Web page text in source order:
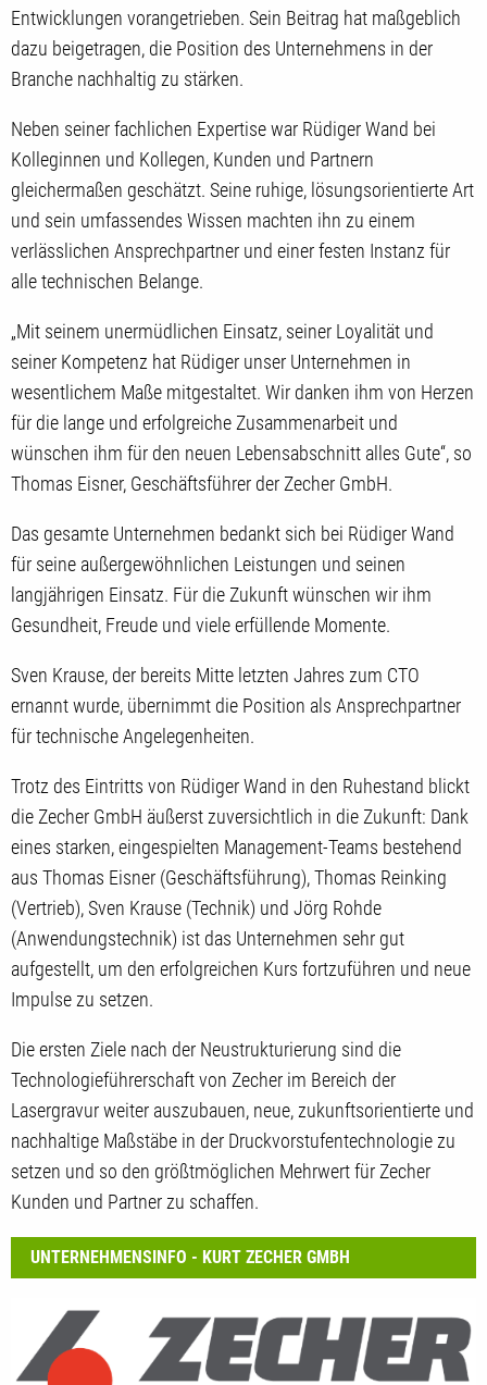
Entwicklungen vorangetrieben. Sein Beitrag hat maßgeblich
dazu beigetragen, die Position des Unternehmens in der
Branche nachhaltig zu stärken.
Neben seiner fachlichen Expertise war Rüdiger Wand bei
Kolleginnen und Kollegen, Kunden und Partnern
gleichermaßen geschätzt. Seine ruhige, lösungsorientierte Art
und sein umfassendes Wissen machten ihn zu einem
verlässlichen Ansprechpartner und einer festen Instanz für
alle technischen Belange.
„Mit seinem unermüdlichen Einsatz, seiner Loyalität und
seiner Kompetenz hat Rüdiger unser Unternehmen in
wesentlichem Maße mitgestaltet. Wir danken ihm von Herzen
für die lange und erfolgreiche Zusammenarbeit und
wünschen ihm für den neuen Lebensabschnitt alles Gute“, so
Thomas Eisner, Geschäftsführer der Zecher GmbH.
Das gesamte Unternehmen bedankt sich bei Rüdiger Wand
für seine außergewöhnlichen Leistungen und seinen
langjährigen Einsatz. Für die Zukunft wünschen wir ihm
Gesundheit, Freude und viele erfüllende Momente.
Sven Krause, der bereits Mitte letzten Jahres zum CTO
ernannt wurde, übernimmt die Position als Ansprechpartner
für technische Angelegenheiten.
Trotz des Eintritts von Rüdiger Wand in den Ruhestand blickt
die Zecher GmbH äußerst zuversichtlich in die Zukunft: Dank
eines starken, eingespielten Management-Teams bestehend
aus Thomas Eisner (Geschäftsführung), Thomas Reinking
(Vertrieb), Sven Krause (Technik) und Jörg Rohde
(Anwendungstechnik) ist das Unternehmen sehr gut
aufgestellt, um den erfolgreichen Kurs fortzuführen und neue
Impulse zu setzen.
Die ersten Ziele nach der Neustrukturierung sind die
Technologieführerschaft von Zecher im Bereich der
Lasergravur weiter auszubauen, neue, zukunftsorientierte und
nachhaltige Maßstäbe in der Druckvorstufentechnologie zu
setzen und so den größtmöglichen Mehrwert für Zecher
Kunden und Partner zu schaffen.
UNTERNEHMENSINFO - KURT ZECHER GMBH